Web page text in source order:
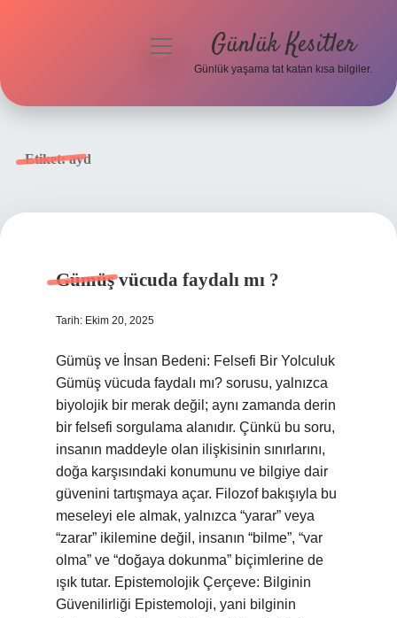
menüyü
Günlük Kesitler
Günlük yaşama tat katan kısa bilgiler.
Etiket:ayd
Gümüş vücuda faydalı mı ?
Tarih: Ekim 20, 2025
Gümüş ve İnsan Bedeni: Felsefi Bir Yolculuk
Gümüş vücuda faydalı mı? sorusu, yalnızca
biyolojik bir merak değil; aynı zamanda derin
bir felsefi sorgulama alanıdır. Çünkü bu soru,
insanın maddeyle olan ilişkisinin sınırlarını,
doğa karşısındaki konumunu ve bilgiye dair
güvenini tartışmaya açar. Filozof bakışıyla bu
meseleyi ele almak, yalnızca “yarar” veya
“zarar” ikilemine değil, insanın “bilme”, “var
olma” ve “doğaya dokunma” biçimlerine de
ışık tutar. Epistemolojik Çerçeve: Bilginin
Güvenilirliği Epistemoloji, yani bilginin